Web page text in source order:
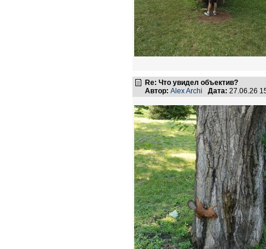
Re: Что увидел объектив?
Автор: Аlex Archi Дата: 27.06.26